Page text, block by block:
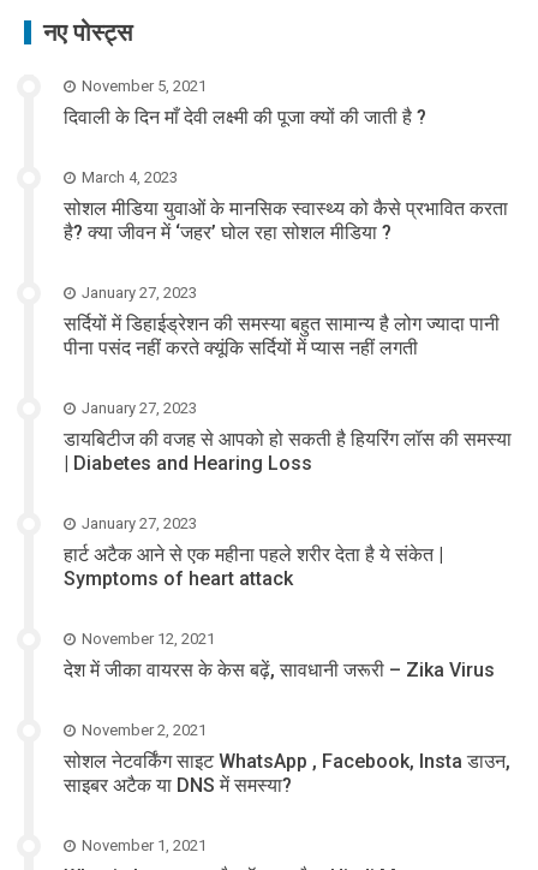
नए पोस्ट्स
November 5, 2021
दिवाली के दिन माँ देवी लक्ष्मी की पूजा क्यों की जाती है ?
March 4, 2023
सोशल मीडिया युवाओं के मानसिक स्वास्थ्य को कैसे प्रभावित करता
है? क्या जीवन में ‘जहर’ घोल रहा सोशल मीडिया ?
January 27, 2023
सर्दियों में डिहाईड्रेशन की समस्या बहुत सामान्य है लोग ज्यादा पानी
पीना पसंद नहीं करते क्यूंकि सर्दियों में प्यास नहीं लगती
January 27, 2023
डायबिटीज की वजह से आपको हो सकती है हियरिंग लॉस की समस्या
| Diabetes and Hearing Loss
January 27, 2023
हार्ट अटैक आने से एक महीना पहले शरीर देता है ये संकेत |
Symptoms of heart attack
November 12, 2021
देश में जीका वायरस के केस बढ़ें, सावधानी जरूरी – Zika Virus
November 2, 2021
सोशल नेटवर्किंग साइट WhatsApp , Facebook, Insta डाउन,
साइबर अटैक या DNS में समस्या?
November 1, 2021